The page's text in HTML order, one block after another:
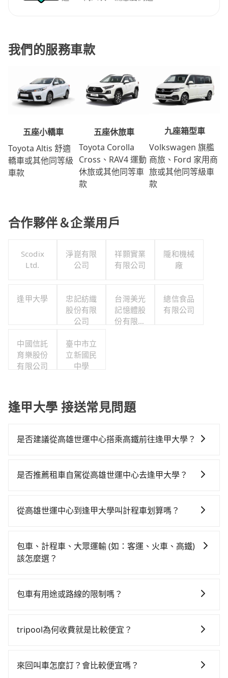
我們的服務車款
五座小轎車
Toyota Altis 舒適
轎車或其他同等級
車款
五座休旅車
Toyota Corolla
Cross、RAV4 運動
休旅或其他同等車
款
九座箱型車
Volkswagen 旗艦
商旅、Ford 家用商
旅或其他同等級車
款
合作夥伴＆企業用戶
Scodix
Ltd.
淨崑有限
公司
祥顥實業
有限公司
隴和機械
廠
逢甲大學
忠記紡織
股份有限
公司
台灣美光
記憶體股
份有限公
總信食品
有限公司
中國信託
育樂股份
有限公司
臺中市立
立新國民
中學
逢甲大學 接送常見問題
是否建議從高雄世運中心搭乘高鐵前往逢甲大學？
適、省時、較貴！從最早05:50一直到22:55，左營-台中
內購買高鐵票、通過閘口、並在月台上等待列車的到
再用10分鐘出站、等待車站前排班的計程車，搭上小黃
後約花17分鐘、車費300元後，抵達逢甲大學 (台中市西
果全程使用tripool並到府專車接送，則每人平均花費約
於不是這麼趕時間的人來說，預約tripool還是比較划算
是否推薦租車自駕從高雄世運中心去逢甲大學？
時不需要閉目養神（因為要自己開車），最重要的是你
$115~205承租小轎車，每公里再額外加收$3.2，從高雄
世運中心到逢甲大學的花費預估為$2,450~3,100（金額
預估進去，但額外的汽車保險與可能的罰單都需自付。
數超過四位，更是沒有較大的七人座或九人座可供選
修理，每一次租車都好像在開樂透一樣。另外，偶爾也
從高雄世運中心到逢甲大學叫計程車划算嗎？
灣大車隊、Uber、Line Taxi、Yoxi等，如果在路邊攔不
到車，也可考慮打電話至中華正大車隊等叫車看看。依
務品質上，tripool都是你從高雄世運中心到逢甲大學的
包車、計程車、大眾運輸 (如：客運、火車、高鐵)
該怎麼選？
擇： 預算：不同交通工具價格不同，可先確定您的預
比較寬鬆且不介意耗時轉乘可選大眾運輸或較貴的計程
車。 時間：需在特定時間到達目的地可選包車或計程
包車有用途或路線的限制嗎？
方，只要是長途交通且途中遵守台灣法律，無論是清明
檢疫、預約叫車、機場接送、定期洗腎、包月上下班，
tripool為何收費就是比較便宜？
一次使用tripool的會擔心價格比市價便宜不少，是不是
來回叫車怎麼訂？會比較便宜嗎？